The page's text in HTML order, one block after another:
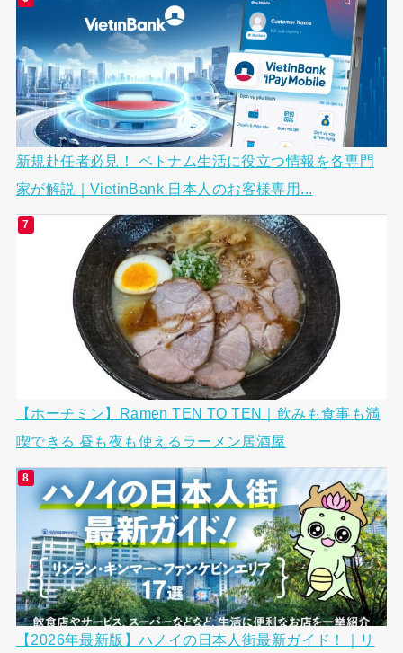
新規赴任者必見！ ベトナム生活に役立つ情報を各専門
家が解説｜VietinBank 日本人のお客様専用...
【ホーチミン】Ramen TEN TO TEN｜飲みも食事も満
喫できる 昼も夜も使えるラーメン居酒屋
【2026年最新版】ハノイの日本人街最新ガイド！｜リ